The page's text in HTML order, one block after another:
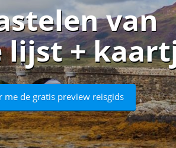
van
lijst +
me de gratis preview reisgids